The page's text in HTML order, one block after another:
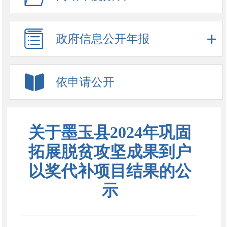
政府信息公开年报
依申请公开
关于墨玉县2024年巩固
拓展脱贫攻坚成果到户
以奖代补项目结果的公
示